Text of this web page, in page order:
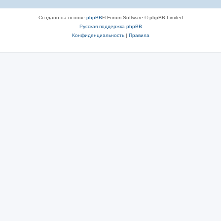
Создано на основе phpBB® Forum Software © phpBB Limited
Русская поддержка phpBB
Конфиденциальность| Правила